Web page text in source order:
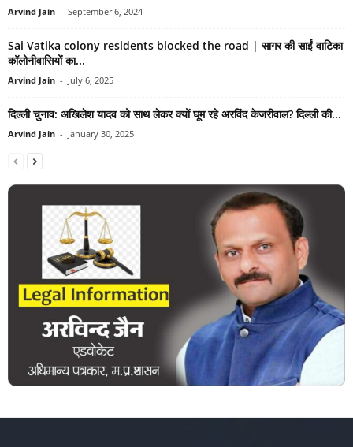
Arvind Jain - September 6, 2024
Sai Vatika colony residents blocked the road | सागर की साईं वाटिका
कॉलोनीवासियों का...
Arvind Jain - July 6, 2025
दिल्ली चुनाव: अख‍िलेश यादव को साथ लेकर क्‍यों घूम रहे अरविंद केजरीवाल? द‍िल्‍ली की...
Arvind Jain - January 30, 2025